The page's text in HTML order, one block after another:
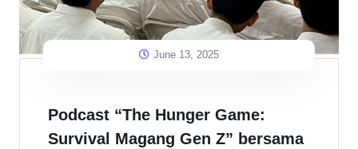
June 13, 2025
Podcast “The Hunger Game:
Survival Magang Gen Z” bersama